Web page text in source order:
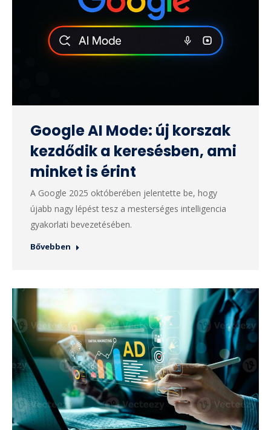
Google AI Mode: új korszak
kezdődik a keresésben, ami
minket is érint
A Google 2025 októberében jelentette be, hogy
újabb nagy lépést tesz a mesterséges intelligencia
gyakorlati bevezetésében.
Bővebben